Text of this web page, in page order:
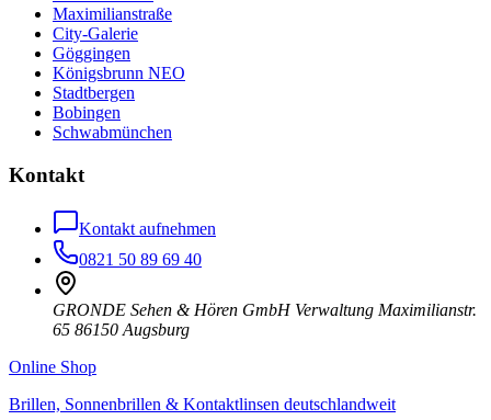
Maximilianstraße
City-Galerie
Göggingen
Königsbrunn NEO
Stadtbergen
Bobingen
Schwabmünchen
Kontakt
Kontakt aufnehmen
0821 50 89 69 40
GRONDE Sehen & Hören GmbH Verwaltung Maximilianstr.
65 86150 Augsburg
Online Shop
Brillen, Sonnenbrillen & Kontaktlinsen deutschlandweit